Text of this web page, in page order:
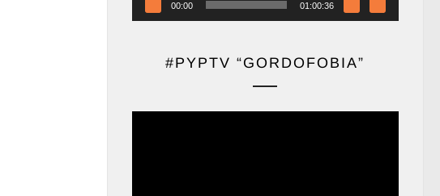
00:00 01:00:36
#PYPTV “GORDOFOBIA”